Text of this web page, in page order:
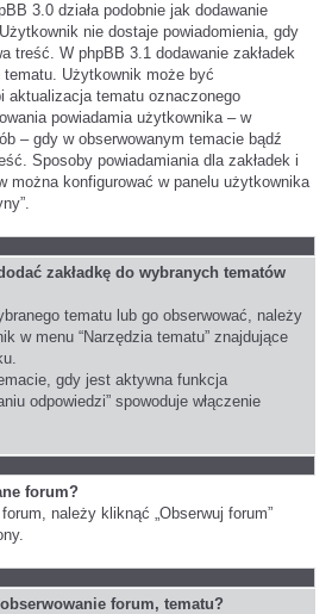
3.0 działa podobnie jak dodawanie
nie dostaje powiadomienia, gdy
treść. W phpBB 3.1 dodawanie zakładek
tematu. Użytkownik może być
aktualizacja tematu oznaczonego
powiadamia użytkownika – w
– gdy w obserwowanym temacie bądź
Sposoby powiadamiania dla zakładek i
można konfigurować w panelu użytkownika
zakładkę do wybranych tematów
tematu lub go obserwować, należy
w menu “Narzędzia tematu” znajdujące
gdy jest aktywna funkcja
odpowiedzi” spowoduje włączenie
forum?
należy kliknąć „Obserwuj forum”
forum, tematu?